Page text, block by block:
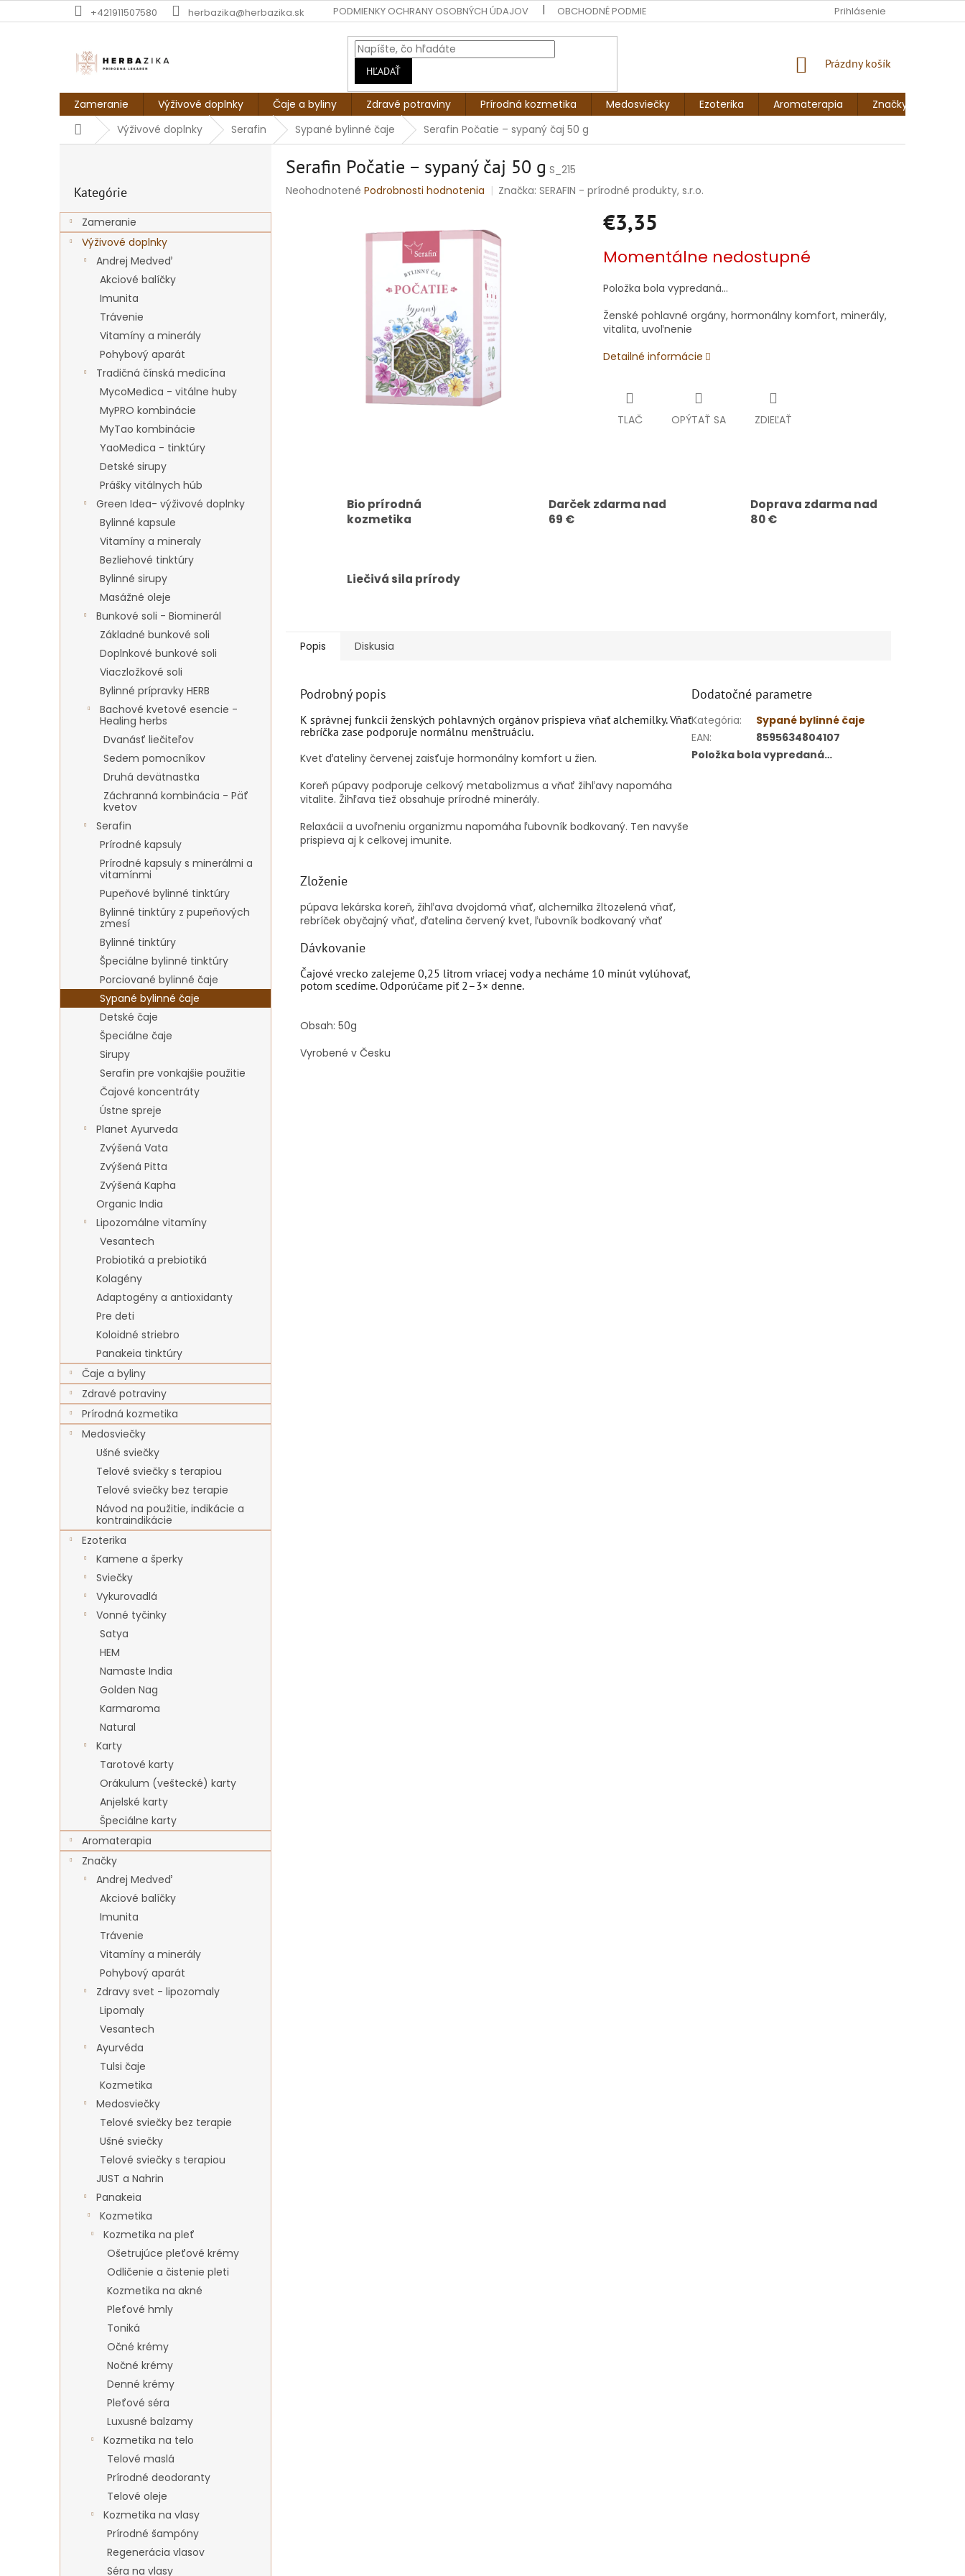
na
+421911507580 herbazika@herbazika.sk PODMIENKY OCHRANY OSOBNÝCH ÚDAJOV OBCHODNÉ PODMIENKY FORMULÁR NA ODSTÚPENIE OD ZMLUVY
Prihlásenie
HĽADAŤ
NÁKUPNÝ
Prázdny košík
Zameranie Výživové doplnky Čaje a byliny Zdravé potraviny Prírodná kozmetika Medosviečky Ezoterika Aromaterapia Značky
DomovVýživové doplnky Serafin Sypané bylinné čaje Serafin Počatie – sypaný čaj 50 g
ý
p
kategórie
Kategórie
Zameranie
Výživové doplnky
Andrej Medveď
Akciové balíčky
Imunita
Trávenie
Vitamíny a minerály
Pohybový aparát
Tradičná čínská medicína
MycoMedica - vitálne huby
MyPRO kombinácie
MyTao kombinácie
YaoMedica - tinktúry
Detské sirupy
Prášky vitálnych húb
Green Idea- výživové doplnky
Bylinné kapsule
Vitamíny a mineraly
Bezliehové tinktúry
Bylinné sirupy
Masážné oleje
Bunkové soli - Biominerál
Základné bunkové soli
Doplnkové bunkové soli
Viaczložkové soli
Bylinné prípravky HERB
Bachové kvetové esencie -
Healing herbs
Dvanásť liečiteľov
Sedem pomocníkov
Druhá devätnastka
Záchranná kombinácia - Päť
kvetov
Serafin
Prírodné kapsuly
Prírodné kapsuly s minerálmi a
vitamínmi
Pupeňové bylinné tinktúry
Bylinné tinktúry z pupeňových
zmesí
Bylinné tinktúry
Špeciálne bylinné tinktúry
Porciované bylinné čaje
Sypané bylinné čaje
Detské čaje
Špeciálne čaje
Sirupy
Serafin pre vonkajšie použitie
Čajové koncentráty
Ústne spreje
Planet Ayurveda
Zvýšená Vata
Zvýšená Pitta
Zvýšená Kapha
Organic India
Lipozomálne vitamíny
Vesantech
Probiotiká a prebiotiká
Kolagény
Adaptogény a antioxidanty
Pre deti
Koloidné striebro
Panakeia tinktúry
Čaje a byliny
Zdravé potraviny
Prírodná kozmetika
Medosviečky
Ušné sviečky
Telové sviečky s terapiou
Telové sviečky bez terapie
Návod na použitie, indikácie a
kontraindikácie
Ezoterika
Kamene a šperky
Sviečky
Vykurovadlá
Vonné tyčinky
Satya
HEM
Namaste India
Golden Nag
Karmaroma
Natural
Karty
Tarotové karty
Orákulum (veštecké) karty
Anjelské karty
Špeciálne karty
Aromaterapia
Značky
Andrej Medveď
Akciové balíčky
Imunita
Trávenie
Vitamíny a minerály
Pohybový aparát
Zdravy svet - lipozomaly
Lipomaly
Vesantech
Ayurvéda
Tulsi čaje
Kozmetika
Medosviečky
Telové sviečky bez terapie
Ušné sviečky
Telové sviečky s terapiou
JUST a Nahrin
Panakeia
Kozmetika
Kozmetika na pleť
Ošetrujúce pleťové krémy
Odličenie a čistenie pleti
Kozmetika na akné
Pleťové hmly
Toniká
Očné krémy
Nočné krémy
Denné krémy
Pleťové séra
Luxusné balzamy
Kozmetika na telo
Telové maslá
Prírodné deodoranty
Telové oleje
Kozmetika na vlasy
Prírodné šampóny
Regenerácia vlasov
Séra na vlasy
Serafin Počatie – sypaný čaj 50 g S_215
Priemerné
Neohodnotené Podrobnosti hodnotenia Značka:SERAFIN - prírodné produkty, s.r.o.
€3,35
cena:
Momentálne nedostupné
Položka bola vypredaná…
Ženské pohlavné orgány, hormonálny komfort, minerály,
vitalita, uvoľnenie
Detailné informácie
TLAČ OPÝTAŤ SA ZDIEĽAŤ
Bio prírodná
kozmetika
Darček zdarma nad
69 €
Doprava zdarma nad
80 €
Liečivá sila prírody
Popis Diskusia
Podrobný popis
K správnej funkcii ženských pohlavných orgánov prispieva vňať alchemilky. Vňať
rebríčka zase podporuje normálnu menštruáciu.
Kvet ďateliny červenej zaisťuje hormonálny komfort u žien.
Koreň púpavy podporuje celkový metabolizmus a vňať žihľavy napomáha
vitalite. Žihľava tiež obsahuje prírodné minerály.
Relaxácii a uvoľneniu organizmu napomáha ľubovník bodkovaný. Ten navyše
prispieva aj k celkovej imunite.
Zloženie
púpava lekárska koreň, žihľava dvojdomá vňať, alchemilka žltozelená vňať,
rebríček obyčajný vňať, ďatelina červený kvet, ľubovník bodkovaný vňať
Dávkovanie
Čajové vrecko zalejeme 0,25 litrom vriacej vody a necháme 10 minút vylúhovať,
potom scedíme. Odporúčame piť 2–3× denne.
Obsah: 50g
Vyrobené v Česku
Dodatočné parametre
Kategória:
Sypané bylinné čaje
EAN:
8595634804107
Položka bola vypredaná…